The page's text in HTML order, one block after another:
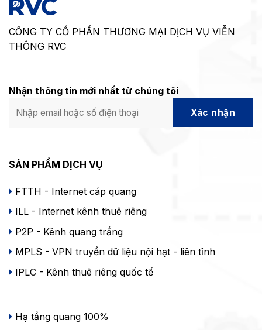
CÔNG TY CỔ PHẦN THƯƠNG MẠI DỊCH VỤ VIỄN
THÔNG RVC
Nhận thông tin mới nhất từ chúng tôi
SẢN PHẨM DỊCH VỤ
FTTH - Internet cáp quang
ILL - Internet kênh thuê riêng
P2P - Kênh quang trắng
MPLS - VPN truyền dữ liệu nội hạt - liên tỉnh
IPLC - Kênh thuê riêng quốc tế
Hạ tầng quang 100%